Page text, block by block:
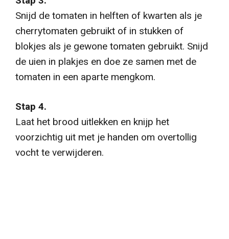
Snijd de tomaten in helften of kwarten als je
cherrytomaten gebruikt of in stukken of
blokjes als je gewone tomaten gebruikt. Snijd
de uien in plakjes en doe ze samen met de
tomaten in een aparte mengkom.
Stap 4.
Laat het brood uitlekken en knijp het
voorzichtig uit met je handen om overtollig
vocht te verwijderen.